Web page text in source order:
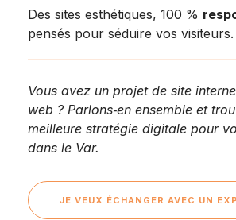
Des sites esthétiques, 100 %
pensés pour séduire vos visiteurs.
Vous avez un projet de site
web ? Parlons‑en ensemble et
meilleure stratégie digitale pour
dans le Var.
JE VEUX ÉCHANGER AVEC UN